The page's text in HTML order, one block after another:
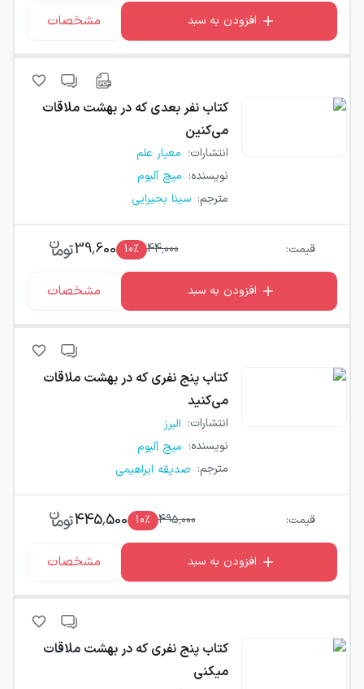
افزودن به سبد مشخصات
کتاب نفر بعدی که در بهشت ملاقات
می‌کنین
انتشارات: معیار علم
نویسنده: میچ آلبوم
مترجم: سینا بحیرایی
قیمت: 44,000
10٪ 39,600
افزودن به سبد مشخصات
کتاب پنج نفری که در بهشت ملاقات
می‌کنید
انتشارات: البرز
نویسنده: میچ آلبوم
مترجم: صدیقه ابراهیمی
قیمت: 495,000
10٪ 445,500
افزودن به سبد مشخصات
کتاب پنج نفری که در بهشت ملاقات
میکنی